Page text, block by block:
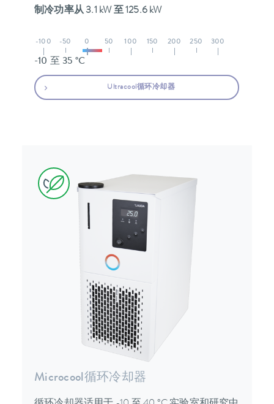
制冷功率从 3.1 kW 至 125.6 kW
-100 -50 0 50 100 150 200 250 300
-10 至 35 °C
Ultracool循环冷却器
Microcool循环冷却器